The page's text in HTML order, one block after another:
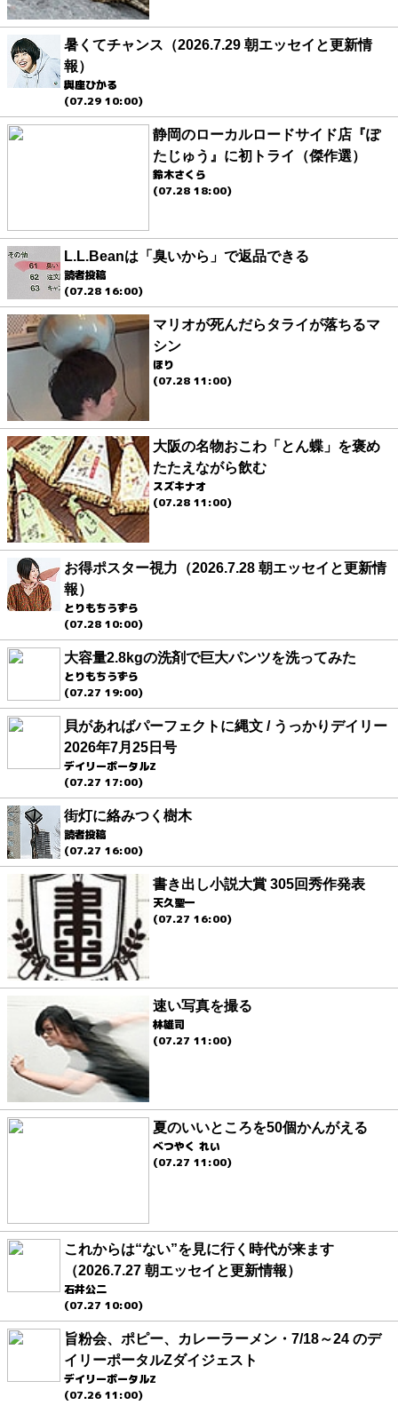
暑くてチャンス（2026.7.29 朝エッセイと更新情
報）
與座ひかる
(07.29 10:00)
静岡のローカルロードサイド店『ぽ
たじゅう』に初トライ（傑作選）
鈴木さくら
(07.28 18:00)
L.L.Beanは「臭いから」で返品できる
読者投稿
(07.28 16:00)
マリオが死んだらタライが落ちるマ
シン
ほり
(07.28 11:00)
大阪の名物おこわ「とん蝶」を褒め
たたえながら飲む
スズキナオ
(07.28 11:00)
お得ポスター視力（2026.7.28 朝エッセイと更新情
報）
とりもちうずら
(07.28 10:00)
大容量2.8kgの洗剤で巨大パンツを洗ってみた
とりもちうずら
(07.27 19:00)
貝があればパーフェクトに縄文 / うっかりデイリー
2026年7月25日号
デイリーポータルZ
(07.27 17:00)
街灯に絡みつく樹木
読者投稿
(07.27 16:00)
書き出し小説大賞 305回秀作発表
天久聖一
(07.27 16:00)
速い写真を撮る
林雄司
(07.27 11:00)
夏のいいところを50個かんがえる
べつやく れい
(07.27 11:00)
これからは“ない”を見に行く時代が来ます
（2026.7.27 朝エッセイと更新情報）
石井公二
(07.27 10:00)
旨粉会、ポピー、カレーラーメン・7/18～24 のデ
イリーポータルZダイジェスト
デイリーポータルZ
(07.26 11:00)